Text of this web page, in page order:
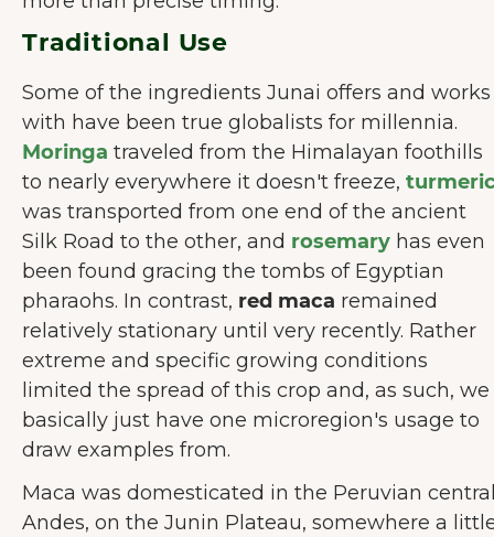
Traditional Use
Some of the ingredients Junai offers and works
with have been true globalists for millennia.
Moringa traveled from the Himalayan foothills
to nearly everywhere it doesn't freeze,
was transported from one end of the ancient
Silk Road to the other, and rosemary has even
been found gracing the tombs of Egyptian
pharaohs. In contrast, red maca remained
relatively stationary until very recently. Rather
extreme and specific growing conditions
limited the spread of this crop and, as such, we
basically just have one microregion's usage to
draw examples from.
Maca was domesticated in the Peruvian
Andes, on the Junin Plateau, somewhere a